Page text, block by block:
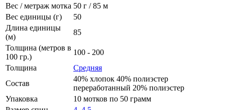
Вес / метраж мотка 50 г / 85 м
Вес единицы (г)
50
Длина единицы
(м)
85
Толщина (метров в
100 гр.)
100 - 200
Толщина
Средняя
Состав
40% хлопок 40% полиэстер
переработанный 20% полиэстер
Упаковка
10 мотков по 50 грамм